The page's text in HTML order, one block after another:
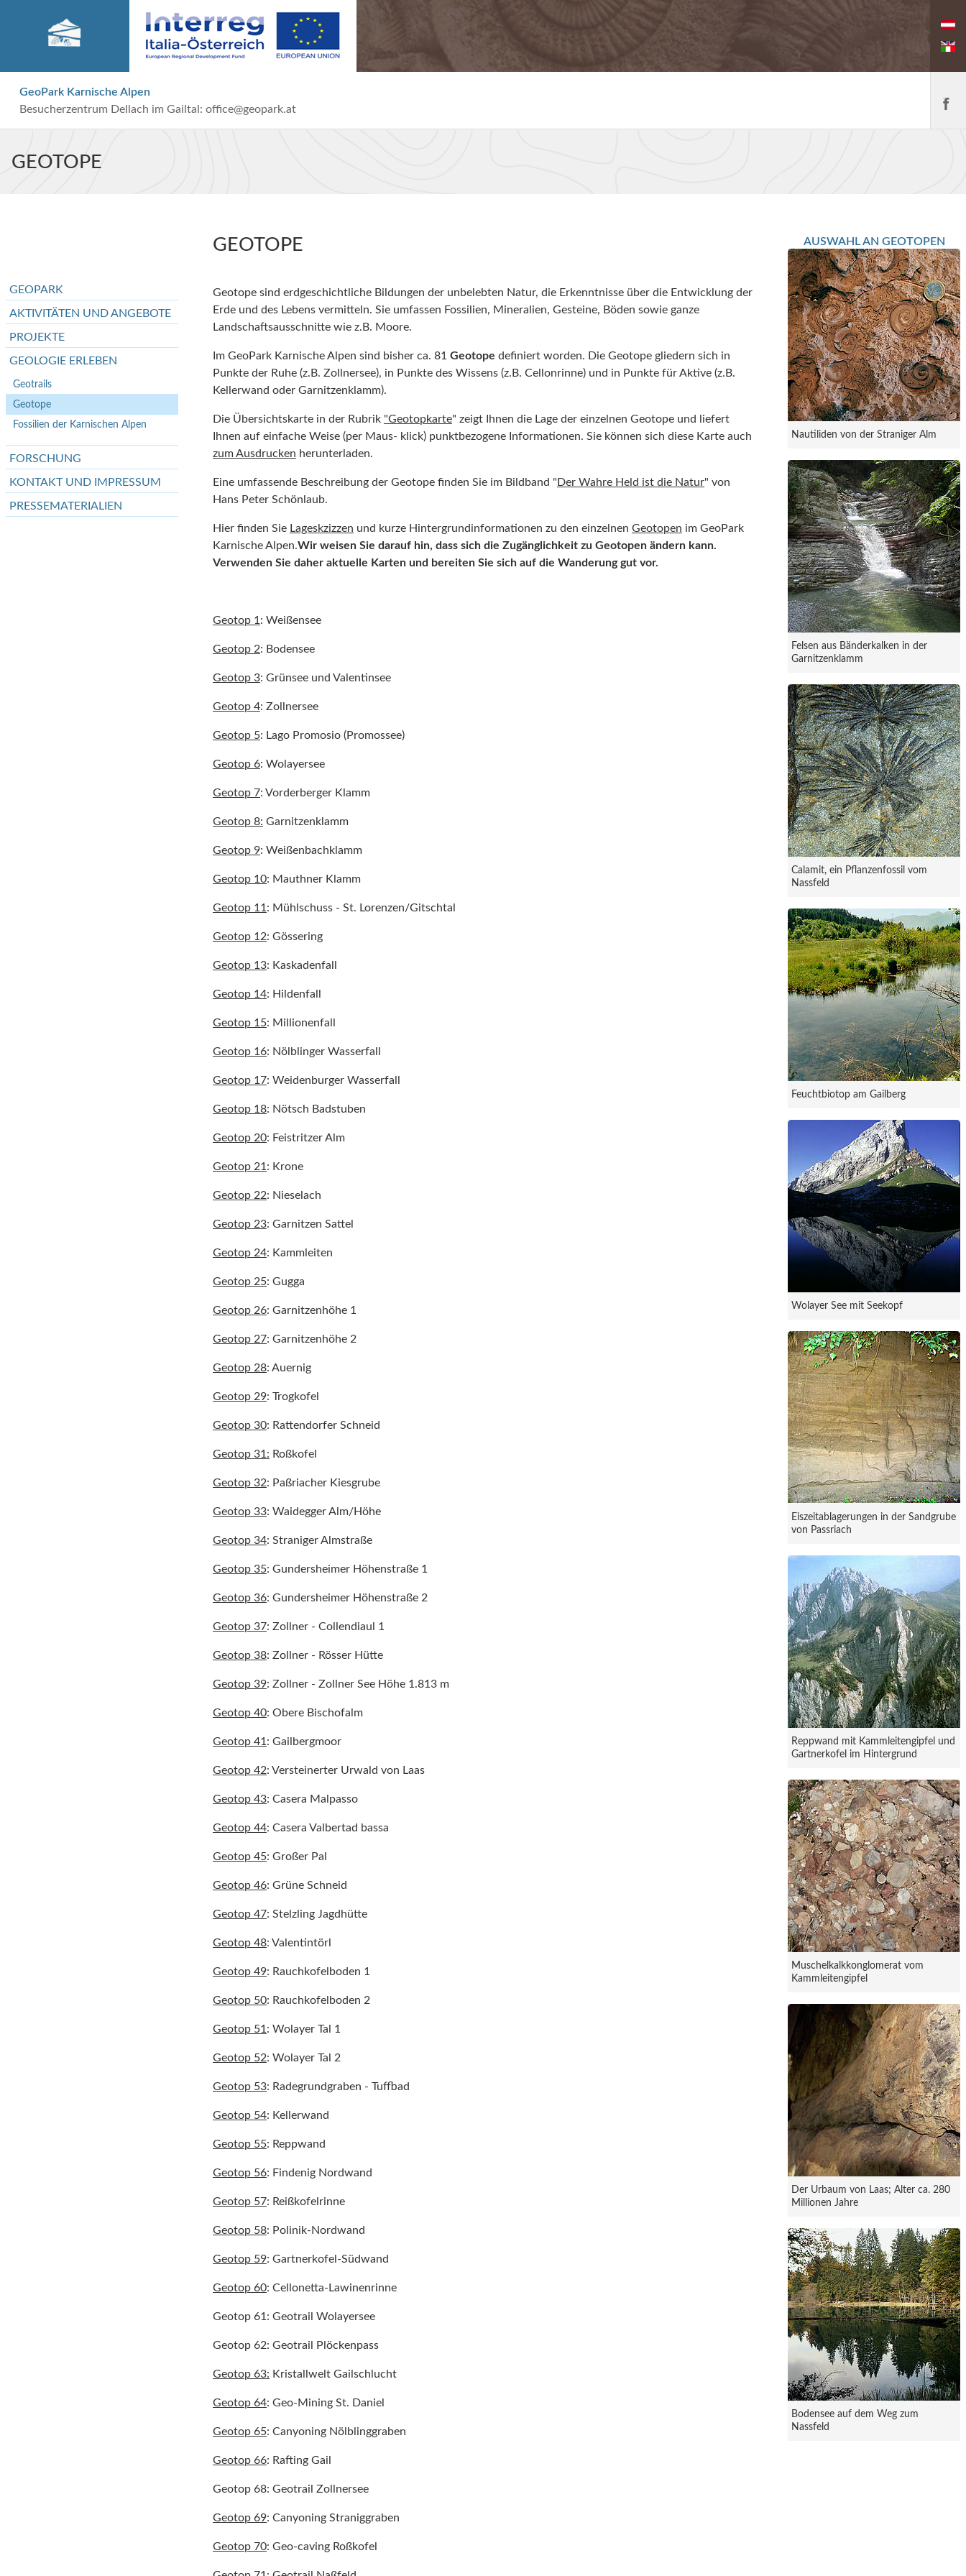
GeoPark Karnische Alpen
Besucherzentrum Dellach im Gailtal: office@geopark.at
GEOTOPE
GEOPARK
AKTIVITÄTEN UND ANGEBOTE
PROJEKTE
GEOLOGIE ERLEBEN
Geotrails
Geotope
Fossilien der Karnischen Alpen
FORSCHUNG
KONTAKT UND IMPRESSUM
PRESSEMATERIALIEN
GEOTOPE
Geotope sind erdgeschichtliche Bildungen der unbelebten Natur, die Erkenntnisse über die Entwicklung der
Erde und des Lebens vermitteln. Sie umfassen Fossilien, Mineralien, Gesteine, Böden sowie ganze
Landschaftsausschnitte wie z.B. Moore.
Im GeoPark Karnische Alpen sind bisher ca. 81 Geotope definiert worden. Die Geotope gliedern sich in
Punkte der Ruhe (z.B. Zollnersee), in Punkte des Wissens (z.B. Cellonrinne) und in Punkte für Aktive (z.B.
Kellerwand oder Garnitzenklamm).
Die Übersichtskarte in der Rubrik "Geotopkarte" zeigt Ihnen die Lage der einzelnen Geotope und liefert
Ihnen auf einfache Weise (per Maus- klick) punktbezogene Informationen. Sie können sich diese Karte auch
zum Ausdrucken herunterladen.
Eine umfassende Beschreibung der Geotope finden Sie im Bildband " Der Wahre Held ist die Natur" von
Hans Peter Schönlaub.
Hier finden Sie Lageskzizzen und kurze Hintergrundinformationen zu den einzelnen Geotopen im GeoPark
Karnische Alpen.Wir weisen Sie darauf hin, dass sich die Zugänglichkeit zu Geotopen ändern kann.
Verwenden Sie daher aktuelle Karten und bereiten Sie sich auf die Wanderung gut vor.
Geotop 1 : Weißensee
Geotop 2: Bodensee
Geotop 3: Grünsee und Valentinsee
Geotop 4: Zollnersee
Geotop 5: Lago Promosio (Promossee)
Geotop 6: Wolayersee
Geotop 7: Vorderberger Klamm
Geotop 8: Garnitzenklamm
Geotop 9: Weißenbachklamm
Geotop 10: Mauthner Klamm
Geotop 11 : Mühlschuss - St. Lorenzen/Gitschtal
Geotop 12: Gössering
Geotop 13: Kaskadenfall
Geotop 14: Hildenfall
Geotop 15: Millionenfall
Geotop 16: Nölblinger Wasserfall
Geotop 17: Weidenburger Wasserfall
Geotop 18: Nötsch Badstuben
Geotop 20: Feistritzer Alm
Geotop 21 : Krone
Geotop 22: Nieselach
Geotop 23: Garnitzen Sattel
Geotop 24: Kammleiten
Geotop 25: Gugga
Geotop 26: Garnitzenhöhe 1
Geotop 27: Garnitzenhöhe 2
Geotop 28: Auernig
Geotop 29: Trogkofel
Geotop 30: Rattendorfer Schneid
Geotop 31: Roßkofel
Geotop 32: Paßriacher Kiesgrube
Geotop 33: Waidegger Alm/Höhe
Geotop 34: Straniger Almstraße
Geotop 35: Gundersheimer Höhenstraße 1
Geotop 36: Gundersheimer Höhenstraße 2
Geotop 37: Zollner - Collendiaul 1
Geotop 38: Zollner - Rösser Hütte
Geotop 39: Zollner - Zollner See Höhe 1.813 m
Geotop 40: Obere Bischofalm
Geotop 41 : Gailbergmoor
Geotop 42: Versteinerter Urwald von Laas
Geotop 43: Casera Malpasso
Geotop 44: Casera Valbertad bassa
Geotop 45: Großer Pal
Geotop 46: Grüne Schneid
Geotop 47: Stelzling Jagdhütte
Geotop 48: Valentintörl
Geotop 49: Rauchkofelboden 1
Geotop 50: Rauchkofelboden 2
Geotop 51 : Wolayer Tal 1
Geotop 52: Wolayer Tal 2
Geotop 53: Radegrundgraben - Tuffbad
Geotop 54: Kellerwand
Geotop 55: Reppwand
Geotop 56: Findenig Nordwand
Geotop 57: Reißkofelrinne
Geotop 58: Polinik-Nordwand
Geotop 59: Gartnerkofel-Südwand
Geotop 60: Cellonetta-Lawinenrinne
Geotop 61: Geotrail Wolayersee
Geotop 62: Geotrail Plöckenpass
Geotop 63: Kristallwelt Gailschlucht
Geotop 64: Geo-Mining St. Daniel
Geotop 65: Canyoning Nölblinggraben
Geotop 66: Rafting Gail
Geotop 68: Geotrail Zollnersee
Geotop 69: Canyoning Straniggraben
Geotop 70: Geo-caving Roßkofel
AUSWAHL AN GEOTOPEN
Nautiliden von der Straniger Alm
Felsen aus Bänderkalken in der
Garnitzenklamm
Calamit, ein Pflanzenfossil vom
Nassfeld
Feuchtbiotop am Gailberg
Wolayer See mit Seekopf
Eiszeitablagerungen in der Sandgrube
von Passriach
Reppwand mit Kammleitengipfel und
Gartnerkofel im Hintergrund
Muschelkalkkonglomerat vom
Kammleitengipfel
Der Urbaum von Laas; Alter ca. 280
Millionen Jahre
Bodensee auf dem Weg zum
Nassfeld